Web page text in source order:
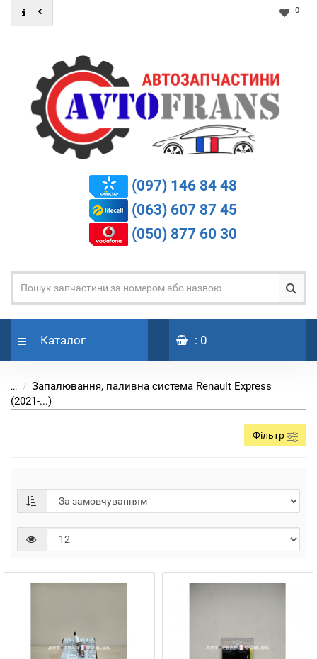
0
(097) 146 84 48
(063) 607 87 45
(050) 877 60 30
Каталог : 0
...
Запалювання, паливна система Renault Express
(2021-...)
Фільтр